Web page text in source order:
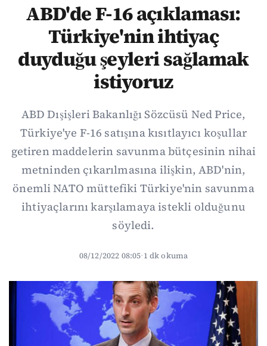
ABD'de F-16 açıklaması:
Türkiye'nin ihtiyaç
duyduğu şeyleri sağlamak
istiyoruz
ABD Dışişleri Bakanlığı Sözcüsü Ned Price,
Türkiye'ye F-16 satışına kısıtlayıcı koşullar
getiren maddelerin savunma bütçesinin nihai
metninden çıkarılmasına ilişkin, ABD'nin,
önemli NATO müttefiki Türkiye'nin savunma
ihtiyaçlarını karşılamaya istekli olduğunu
söyledi.
08/12/2022 08:05·1 dk okuma